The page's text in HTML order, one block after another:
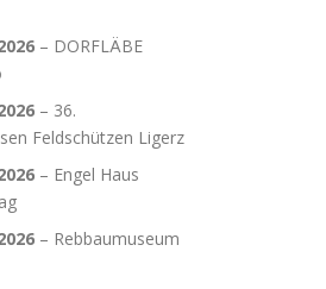
– DORFLÄBE
– 36.
Feldschützen Ligerz
– Engel Haus
– Rebbaumuseum